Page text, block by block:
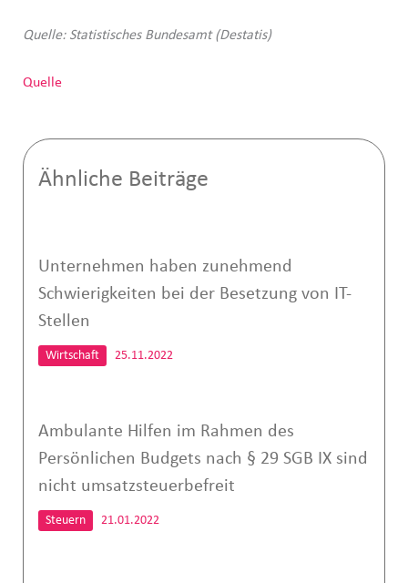
Quelle: Statistisches Bundesamt (Destatis)
Quelle
Ähnliche Beiträge
Unternehmen haben zunehmend
Schwierigkeiten bei der Besetzung von IT-
Stellen
Wirtschaft 25.11.2022
Ambulante Hilfen im Rahmen des
Persönlichen Budgets nach § 29 SGB IX sind
nicht umsatzsteuerbefreit
Steuern 21.01.2022